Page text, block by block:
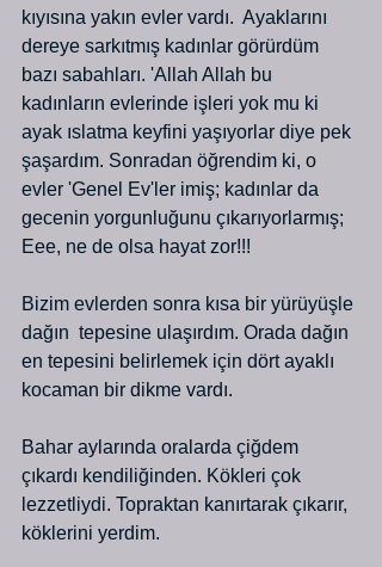
kıyısına yakın evler vardı.  Ayaklarını
dereye sarkıtmış kadınlar görürdüm
bazı sabahları. 'Allah Allah bu
kadınların evlerinde işleri yok mu ki
ayak ıslatma keyfini yaşıyorlar diye pek
şaşardım. Sonradan öğrendim ki, o
evler 'Genel Ev'ler imiş; kadınlar da
gecenin yorgunluğunu çıkarıyorlarmış;
Eee, ne de olsa hayat zor!!!
Bizim evlerden sonra kısa bir yürüyüşle
dağın  tepesine ulaşırdım. Orada dağın
en tepesini belirlemek için dört ayaklı
kocaman bir dikme vardı.
Bahar aylarında oralarda çiğdem
çıkardı kendiliğinden. Kökleri çok
lezzetliydi. Topraktan kanırtarak çıkarır,
köklerini yerdim.